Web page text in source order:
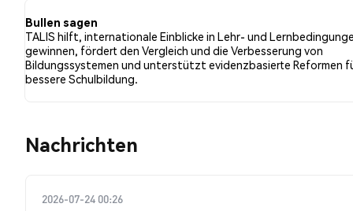
Bullen sagen
TALIS hilft, internationale Einblicke in Lehr- und
gewinnen, fördert den Vergleich und die Verbesserung von
Bildungssystemen und unterstützt evidenzbasierte Reformen
bessere Schulbildung.
Nachrichten
2026-07-24 00:26